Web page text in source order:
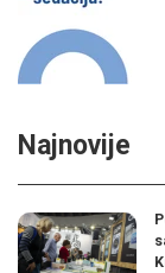
Najnovije